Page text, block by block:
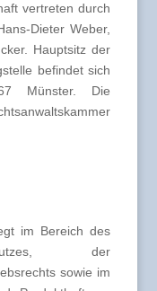
vertreten durch
Dieter Weber,
Hauptsitz der
befindet sich
Münster. Die
im Bereich des
der
sowie im